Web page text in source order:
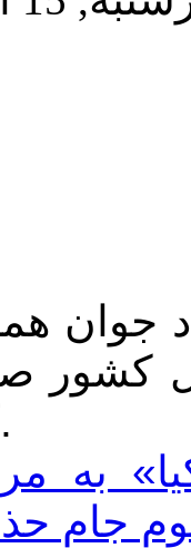
جوان
کشور
کرد.
به
جام